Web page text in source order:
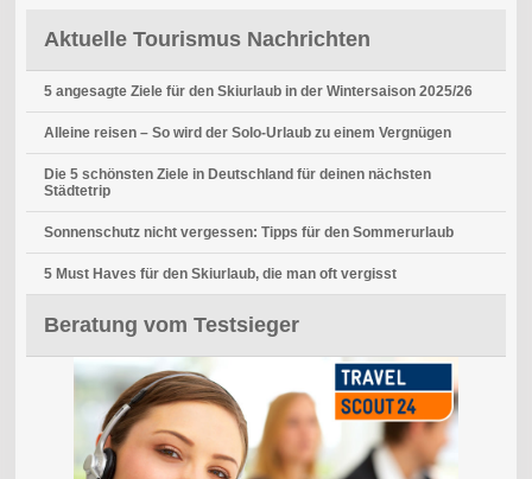
Aktuelle Tourismus Nachrichten
5 angesagte Ziele für den Skiurlaub in der Wintersaison 2025/26
Alleine reisen – So wird der Solo-Urlaub zu einem Vergnügen
Die 5 schönsten Ziele in Deutschland für deinen nächsten
Städtetrip
Sonnenschutz nicht vergessen: Tipps für den Sommerurlaub
5 Must Haves für den Skiurlaub, die man oft vergisst
Beratung vom Testsieger